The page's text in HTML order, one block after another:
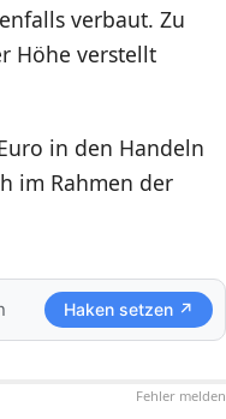
verbaut. Zu
Höhe verstellt
in den Handeln
im Rahmen der
Haken setzen ↗
Fehler melden